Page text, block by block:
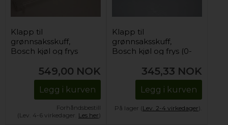
Klapp til
grønnsaksskuff,
Bosch kjøl og frys
549,00 NOK
Legg i kurven
Forhåndsbestill
(Lev. 4-6 virkedager. Les her)
Klapp til
grønnsaksskuff,
Bosch kjøl og frys (0-
345,33 NOK
Legg i kurven
På lager (Lev. 2-4 virkedager).